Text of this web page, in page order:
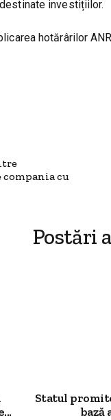
investițiilor.
hotărârilor
cu
Postări
Statul
bază